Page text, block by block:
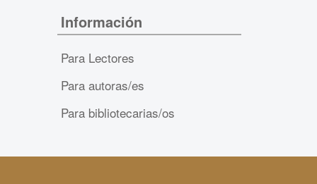
Información
Para Lectores
Para autoras/es
Para bibliotecarias/os